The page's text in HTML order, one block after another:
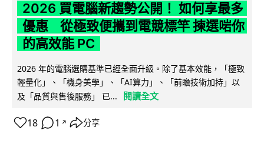
2026 買電腦新趨勢公開！ 如何享最多
優惠 從極致便攜到電競標竿 揀選啱你
的高效能 PC
2026 年的電腦選購基準已經全面升級。除了基本效能，「極致
輕量化」、「機身美學」、「AI算力」、「前瞻技術加持」以
及「品質與售後服務」 已...
閱讀全文
18 1 ↗ 分享